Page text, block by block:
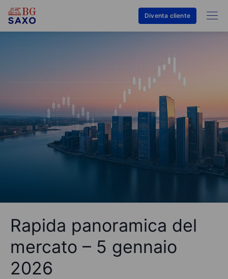
Diventa cliente
Rapida panoramica del
mercato – 5 gennaio
2026